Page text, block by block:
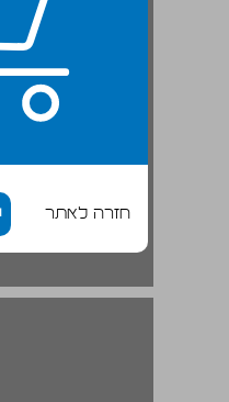
חזרה לאתר